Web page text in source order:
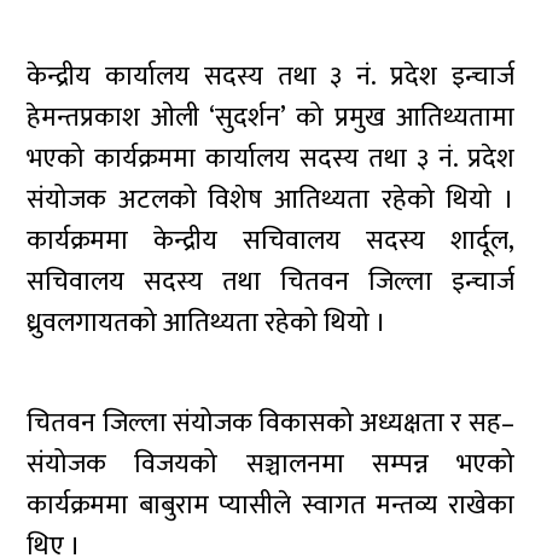
केन्द्रीय कार्यालय सदस्य तथा ३ नं. प्रदेश इन्चार्ज
हेमन्तप्रकाश ओली ‘सुदर्शन’ को प्रमुख आतिथ्यतामा
भएको कार्यक्रममा कार्यालय सदस्य तथा ३ नं. प्रदेश
संयोजक अटलको विशेष आतिथ्यता रहेको थियो ।
कार्यक्रममा केन्द्रीय सचिवालय सदस्य शार्दूल,
सचिवालय सदस्य तथा चितवन जिल्ला इन्चार्ज
ध्रुवलगायतको आतिथ्यता रहेको थियो ।
चितवन जिल्ला संयोजक विकासको अध्यक्षता र सह–
संयोजक विजयको सञ्चालनमा सम्पन्न भएको
कार्यक्रममा बाबुराम प्यासीले स्वागत मन्तव्य राखेका
थिए ।